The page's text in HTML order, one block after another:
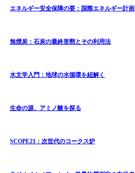
エネルギー安全保障の要：国際エネルギー計画
無煙炭：石炭の最終形態とその利用法
水文学入門：地球の水循環を紐解く
生命の源、アミノ酸を探る
SCOPE21：次世代のコークス炉